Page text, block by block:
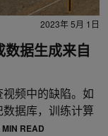
2023年 5月 1日
据生成来自
频中的缺陷。如
据库，训练计算
MIN READ